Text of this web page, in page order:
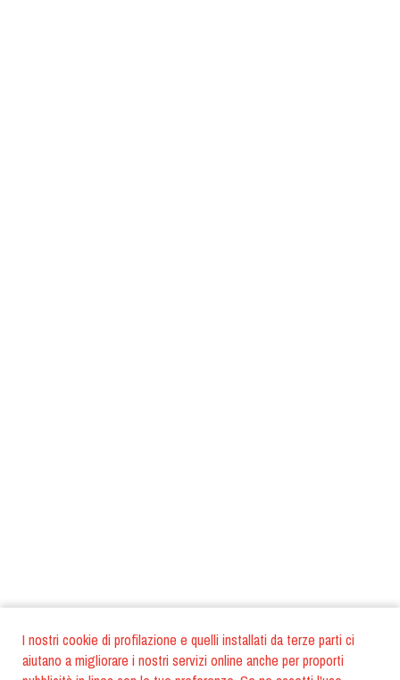
I nostri cookie di profilazione e quelli installati da terze parti ci
aiutano a migliorare i nostri servizi online anche per proporti